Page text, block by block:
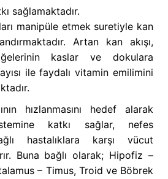
sağlamaktadır.
manipüle etmek suretiyle kan
Artan kan akışı,
kaslar ve dokulara
ile faydalı vitamin emilimini
hızlanmasını hedef alarak
katkı sağlar, nefes
hastalıklara karşı vücut
Buna bağlı olarak; Hipofiz –
– Timus, Troid ve Böbrek